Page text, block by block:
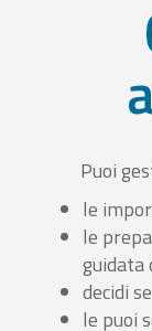
Puoi
le
le
guidata
decidi
le puoi